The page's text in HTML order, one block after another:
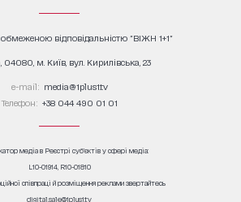
обмеженою відповідальністю "ВІЖН 1+1"
04080, м. Київ, вул. Кирилівська, 23
е-mail: media@1plus1.tv
Телефон: +38 044 490 01 01
медіа в Реєстрі суб’єктів у сфері медіа:
L10-01914, R10-01810
співпраці й розміщення реклами звертайтесь
digital.sale@1plus1.tv